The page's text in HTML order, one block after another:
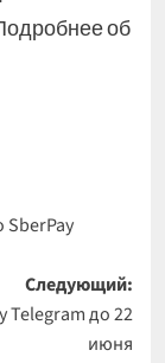
об
SberPay
Следующий:
Telegram до 22
июня